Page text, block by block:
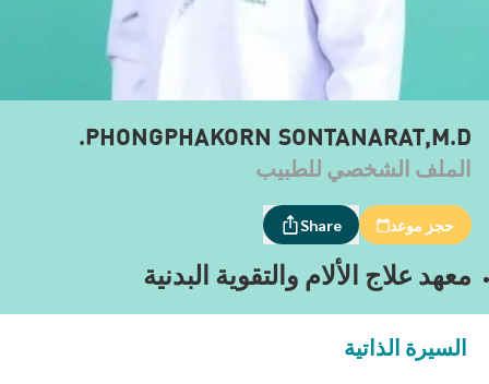
PHONGPHAKORN SONTANARAT,M.D.
الملف الشخصي للطبيب
حجز موعد Share
معهد علاج الألام والتقوية البدنية
السيرة الذاتية